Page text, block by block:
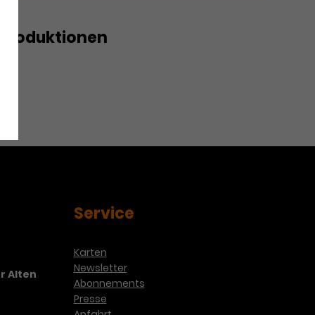
Bläserkolorit
Alten
Service
Karten
Newsletter
Abonnements
Presse